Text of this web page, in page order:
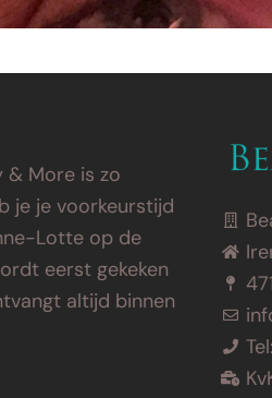
& More is zo
je je voorkeurstijd
Lotte op de
eerst gekeken
altijd binnen